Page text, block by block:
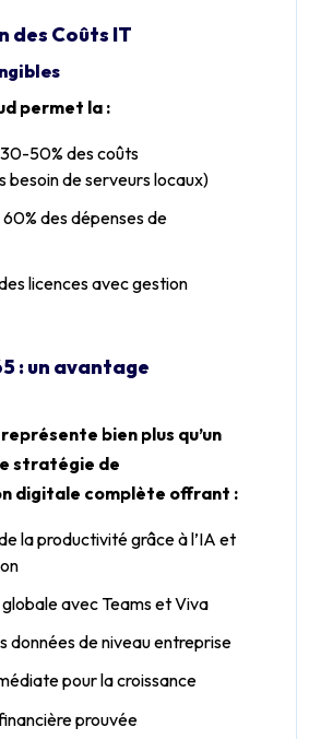
des Coûts IT
permet la :
50% des coûts
besoin de serveurs locaux)
des dépenses de
licences avec gestion
: un avantage
bien plus qu’un
stratégie de
digitale complète offrant :
la productivité grâce à l’IA et
avec Teams et Viva
données de niveau entreprise
pour la croissance
prouvée